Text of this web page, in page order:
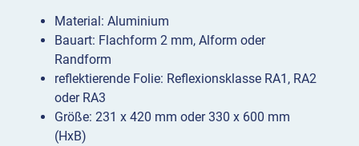
Material: Aluminium
Bauart: Flachform 2 mm, Alform oder
Randform
reflektierende Folie: Reflexionsklasse RA1, RA2
oder RA3
Größe: 231 x 420 mm oder 330 x 600 mm
(HxB)